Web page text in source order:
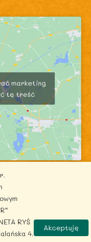
marketing
tę treść
| Powered by
RYŚ
4.
Akceptuję